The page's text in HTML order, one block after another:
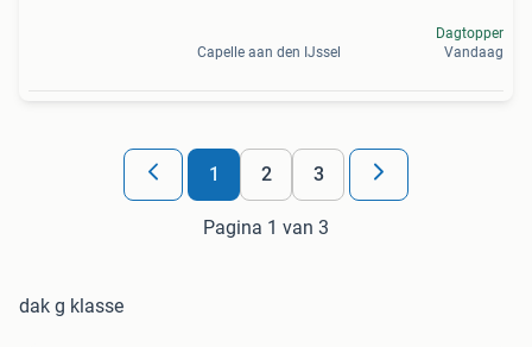
Capelle aan den IJssel
Dagtopper
Vandaag
1 2 3
Pagina 1 van 3
dak g klasse